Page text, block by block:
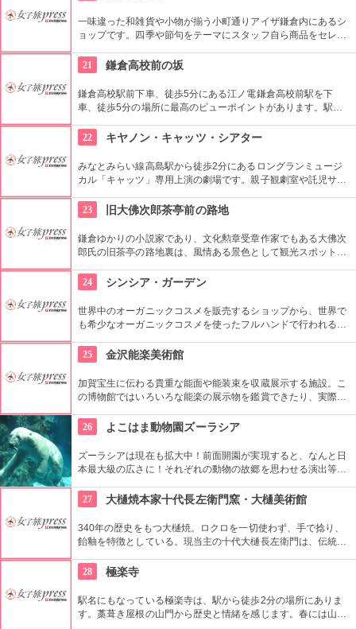
一味違った和雑貨や小物が揃う小町通りアイザ鎌倉内にあるシ
ョップです。四季や節句をテーマにスタッフ自ら商品をセレク
や手ぬぐいは、見ているだけで心がわくわくします！
21 鎌倉高校前の坂
鎌倉高校駅前下車、徒歩5分にある江ノ電鎌倉高校前駅を下
車、徒歩5分の場所に最高のビューポイントがあります。駅を
タイミングがよければ江ノ電が横切るのでシャッターチャンス
です。こんな素敵な場所で青春を過ごせるなんてうらやまし
い！
22 キヤノン・キャッツ・シアター
みなとみらい線高島駅から徒歩2分にあるロングランミュージ
カル「キャッツ」専用上演の劇場です。親子観劇室や託児サー
います。売店で販売されているキャッツオリジナルグッズもお
見逃しなく！
23 旧大佛次郎茶亭前の路地
鎌倉ゆかりの小説家であり、文化勲章受章作家でもある大佛次
郎氏の旧茶亭の路地裏は、風情ある景色として観光スポットに
り出しています。ベストアングルを見つけて写真を思い出に！
24 シンシア・ガーデン
世界中のオーガニックコスメを販売するショップから、世界で
も希少なオーガニックコスメを使ったフルハンドで行われる隠
ェが入った、身体の心身から美しくなれるお店。
25 金沢能楽美術館
加賀宝生に伝わる貴重な能面や能装束を収蔵展示する施設。こ
の博物館ではいろいろな能楽の展示物を鑑賞できたり、実際に
一つ。金沢希少伝統工芸の専門アンテナショップ「金沢・クラ
フト広坂」が館内に併設されている。
26 よこはま動物園ズーラシア
ズーラシアは現在も拡大中！前面開園が実現すると、なんと日
本最大級の広さに！それぞれの動物の故郷を思わせる演出等に
かのような楽しさ！ぜひ大自然の醍醐味をお楽しみください。
27 大樋焼本家十代長左衛門窯・大樋美術館
340年の歴史をもつ大樋焼。ロクロを一切使わず、手で捻り、
飴釉を特徴としている。現当主の十代大樋長左衛門は、伝統と
いる。お茶室では大樋焼でお抹茶を飲むこともできる。
28 極楽寺
駅名にもなっている極楽寺は、駅から徒歩2分の場所にありま
す。藁葺き屋根の山門から歴史と情緒を感じます。春には山門